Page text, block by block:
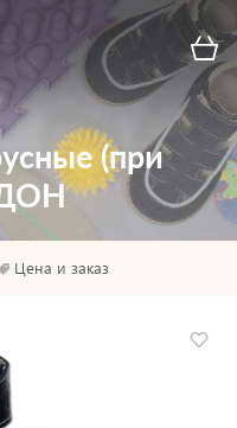
(при
Цена и заказ